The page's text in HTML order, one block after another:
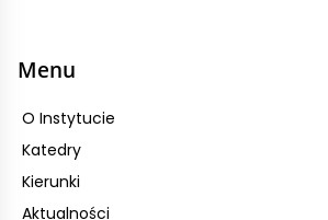
Menu
O Instytucie
Katedry
Kierunki
Aktualności